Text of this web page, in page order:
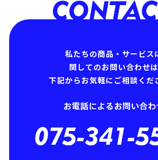
私たちの商品・サービス
関してのお問い合わせは
下記からお気軽にご相談くだ